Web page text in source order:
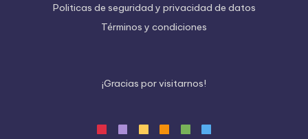
Politicas de seguridad y privacidad de datos
Términos y condiciones
¡Gracias porvisitarnos!